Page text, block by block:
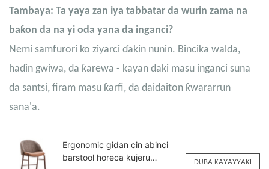
Tambaya: Ta yaya zan iya tabbatar da wurin zama na
baƙon da na yi oda yana da inganci?
Nemi samfurori ko ziyarci ɗakin nunin. Bincika walda,
haɗin gwiwa, da ƙarewa - kayan daki masu inganci suna
da santsi, firam masu ƙarfi, da daidaiton ƙwararrun
sana'a.
Ergonomic gidan cin abinci
barstool horeca kujeru
DUBA KAYAYYAKI